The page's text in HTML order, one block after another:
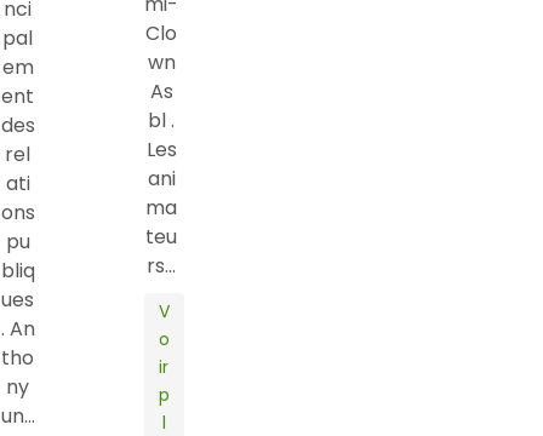
nci
pal
em
ent
des
rel
ati
ons
pu
bliq
ues
. An
tho
ny
un…
Clo
wn
As
bl .
Les
ani
ma
teu
rs…
V
o
ir
p
l